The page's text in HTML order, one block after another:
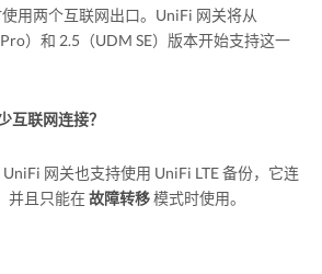
用两个互联网出口。UniFi 网关将从
）和 2.5（UDM SE）版本开始支持这一
互联网连接？
网关也支持使用 UniFi LTE 备份，它连
并且只能在 故障转移模式时使用。